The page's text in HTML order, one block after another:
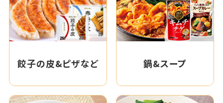
餃子の皮&ピザなど 鍋&スープ